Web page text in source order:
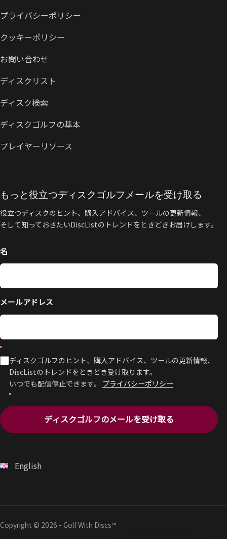
プライバシーポリシー
クッキーポリシー
お問い合わせ
ディスクリスト
ディスク検索
ディスクゴルフの基本
プレイヤーリソース
もっと役立つディスクゴルフメールを受け取る
役立つディスクのヒント、購入アドバイス、ツールの更新情報、
そして知っておきたいDiscListのトレンドをときどきお届けします。
名
メールアドレス
ディスクゴルフのヒント、購入アドバイス、ツールの更新情報、
DiscListのトレンドをときどき受け取ります。
いつでも配信停止できます。 プライバシーポリシー
ディスクゴルフのメールを受け取る
English
Copyright © 2026 - Golf With Discs™